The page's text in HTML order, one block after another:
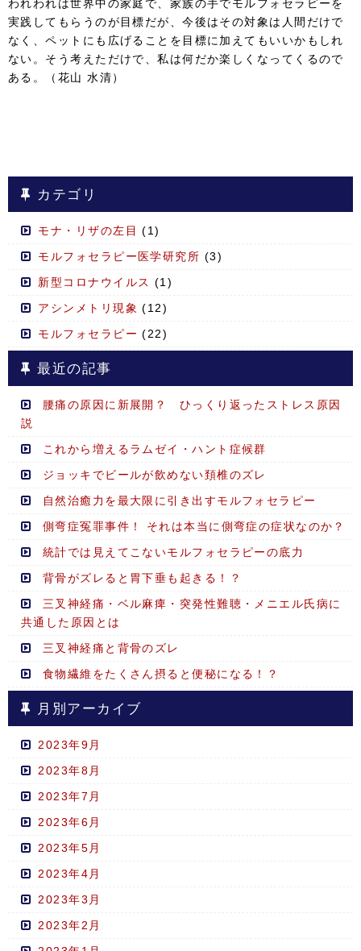
われわれは世界中の家庭で、家族の手でモルフォセラピーを
実践してもらうのが目標だが、今後はその対象は人間だけで
なく、ペットにも広げることを目標に加えてもいいかもしれ
ない。そう考えただけで、私は何だか楽しくなってくるので
ある。（花山 水清）
カテゴリ
モナ・リザの左目 (1)
モルフォセラピー医学研究所 (3)
新型コロナウイルス (1)
アシンメトリ現象 (12)
モルフォセラピー (22)
最近の記事
腰痛の原因に新展開？ ひっくり返ったストレス原因
説
これから増えるラムゼイ・ハント症候群
ジョッキでビールが飲めない頚椎のズレ
自然治癒力を最大限に引き出すモルフォセラピー
側弯症冤罪事件！ それは本当に側弯症の症状なのか？
統計では見えてこないモルフォセラピーの底力
背骨がズレると胃下垂も起きる！？
三叉神経痛・ベル麻痺・突発性難聴・メニエル氏病に
共通した原因とは
三叉神経痛と背骨のズレ
食物繊維をたくさん摂ると便秘になる！？
月別アーカイブ
2023年9月
2023年8月
2023年7月
2023年6月
2023年5月
2023年4月
2023年3月
2023年2月